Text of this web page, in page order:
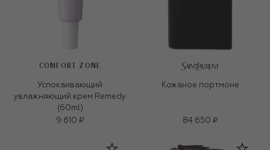
COMFORT ZONE
Успокаивающий
увлажняющий крем Remedy
(60ml)
9 610 ₽
Кожаное портмоне
84 650 ₽